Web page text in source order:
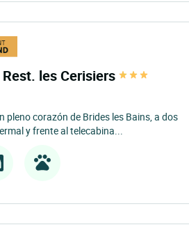
les Cerisiers
pleno corazón de Brides les Bains, a dos
y frente al telecabina...